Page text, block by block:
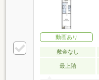
動画あり
敷金なし
最上階